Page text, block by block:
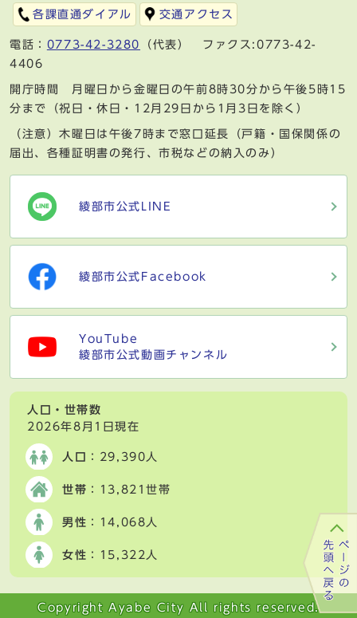
各課直通ダイアル
交通アクセス
電話： 0773-42-3280
（代表） ファクス:0773-42-
4406
開庁時間 月曜日から金曜日の午前8時30分から午後5時15
分まで（祝日・休日・12月29日から1月3日を除く）
（注意）木曜日は午後7時まで窓口延長（戸籍・国保関係の
届出、各種証明書の発行、市税などの納入のみ）
綾部市公式LINE
綾部市公式Facebook
YouTube
綾部市公式動画チャンネル
人口・世帯数
2026年8月1日現在
人口 ：29,390人
世帯 ：13,821世帯
男性 ：14,068人
女性 ：15,322人
Copyright Ayabe City All rights reserved.